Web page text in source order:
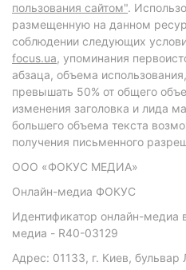
пользования сайтом".
размещенную на данном
соблюдении следующих
focus.ua, упоминания
абзаца, объема
превышать 50% от общего
изменения заголовка и лида
большего объема текста
получения письменного
ООО «ФОКУС МЕДИА»
Онлайн-медиа ФОКУС
Идентификатор онлайн-медиа
медиа - R40-03129
Адрес: 01133, г. Киев, бульвар